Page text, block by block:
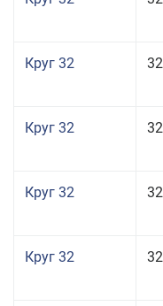
Круг 32 32
Круг 32 32
Круг 32 32
Круг 32 32